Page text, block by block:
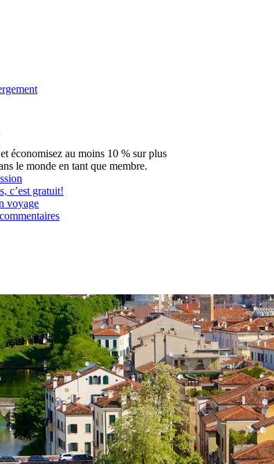
économisez au moins 10 % sur plus
le monde en tant que membre.
c’est gratuit!
voyage